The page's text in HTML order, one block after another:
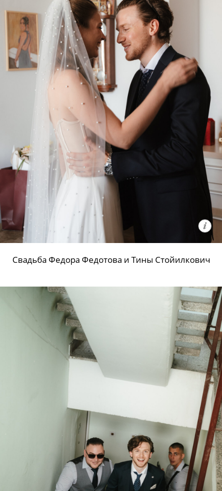
Свадьба Федора Федотова и Тины Стойилкович